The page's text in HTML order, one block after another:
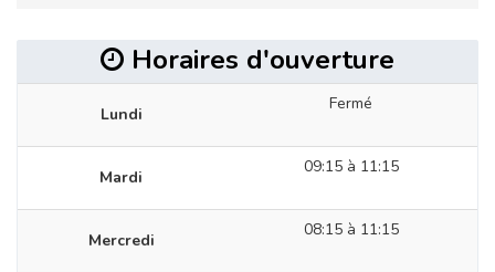
Horaires d'ouverture
Lundi
Fermé
Mardi
09:15 à 11:15
Mercredi
08:15 à 11:15